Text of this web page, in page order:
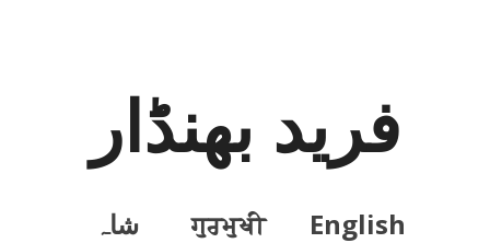
فرید بھنڈار
English
ਗੁਰਮੁਖੀ
شاہ